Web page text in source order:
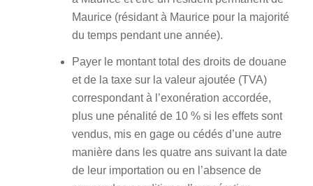
Maurice (résidant à Maurice pour la majorité
du temps pendant une année).
Payer le montant total des droits de douane
et de la taxe sur la valeur ajoutée (TVA)
correspondant à l’exonération accordée,
plus une pénalité de 10 % si les effets sont
vendus, mis en gage ou cédés d’une autre
manière dans les quatre ans suivant la date
de leur importation ou en l’absence de